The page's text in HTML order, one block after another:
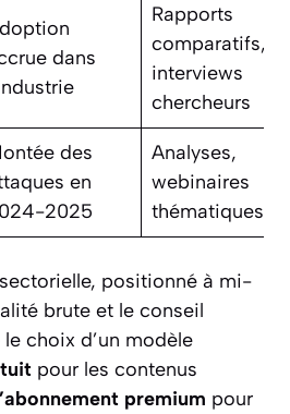
dans
Rapports
comparatifs,
interviews
chercheurs
des
en
2025
Analyses,
webinaires
thématiques
positionné à mi-
brute et le conseil
choix d’un modèle
pour les contenus
premium pour